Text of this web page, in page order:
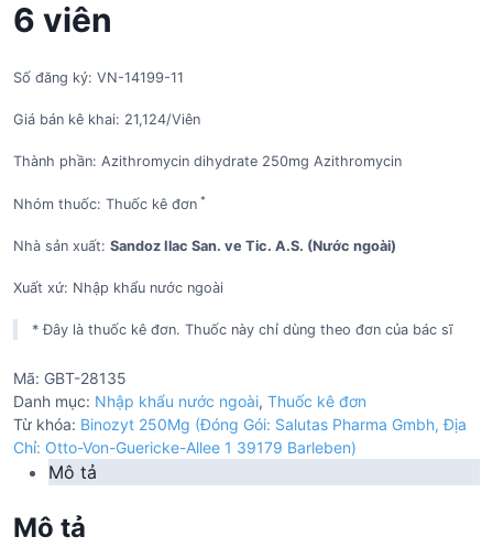
6 viên
Số đăng ký: VN-14199-11
Giá bán kê khai: 21,124/Viên
Thành phần: Azithromycin dihydrate 250mg Azithromycin
Nhóm thuốc: Thuốc kê đơn *
Nhà sản xuất: Sandoz Ilac San. ve Tic. A.S. (Nước ngoài)
Xuất xứ: Nhập khẩu nước ngoài
* Đây là thuốc kê đơn. Thuốc này chỉ dùng theo đơn của bác sĩ
Mã: GBT-28135
Danh mục: Nhập khẩu nước ngoài, Thuốc kê đơn
Từ khóa: Binozyt 250Mg (Đóng Gói: Salutas Pharma Gmbh, Địa
Chỉ: Otto-Von-Guericke-Allee 1 39179 Barleben)
Mô tả
Mô tả